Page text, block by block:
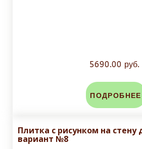
5690.00 руб.
ПОДРОБНЕЕ
Плитка с рисунком на стену
вариант №8